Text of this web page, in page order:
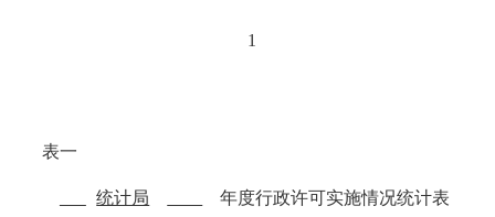
1
表一
统计局 年度行政许可实施情况统计表